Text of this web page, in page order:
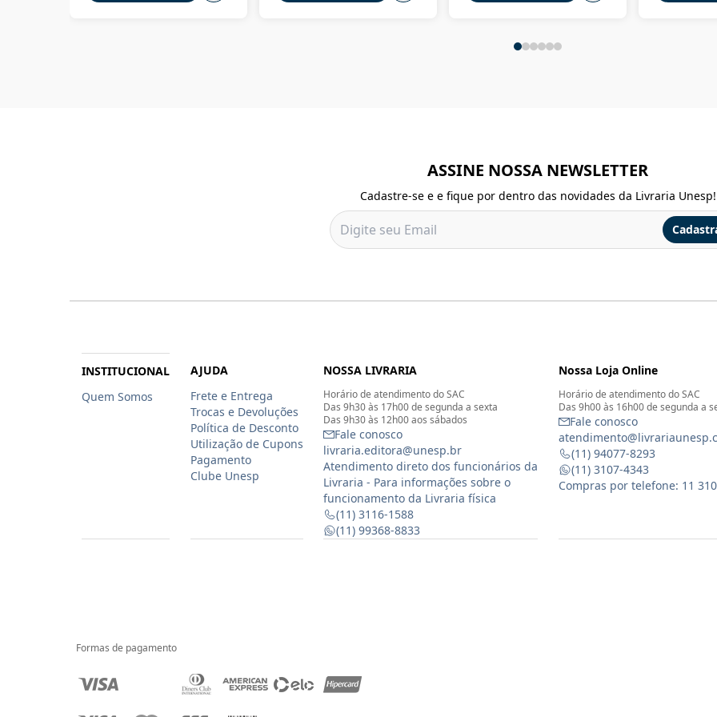
ASSINE NOSSA NEWSLETTER
Cadastre-se e e fique por dentro das novidades da Livraria Unesp!
INSTITUCIONAL
Quem Somos
AJUDA
Frete e Entrega
Trocas e Devoluções
Política de Desconto
Utilização de Cupons
Pagamento
Clube Unesp
NOSSA LIVRARIA
Horário de atendimento do SAC
Das 9h30 às 17h00 de segunda a sexta
Das 9h30 às 12h00 aos sábados
Fale conosco
livraria.editora@unesp.br
Atendimento direto dos funcionários da
Livraria - Para informações sobre o
funcionamento da Livraria física
(11) 3116-1588
(11) 99368-8833
Nossa Loja Online
Horário de atendimento do SAC
Das 9h00 às 16h00 de segunda a
Fale conosco
(11) 94077-8293
(11) 3107-4343
Compras por telefone: 11
Formas de pagamento